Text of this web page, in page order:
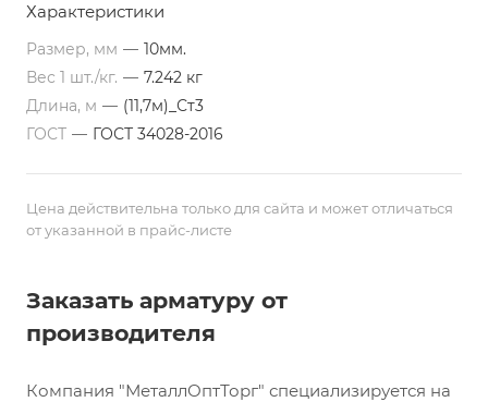
Характеристики
Размер, мм — 10мм.
Вес 1 шт./кг. — 7.242 кг
Длина, м — (11,7м)_Ст3
ГОСТ — ГОСТ 34028-2016
Цена действительна только для сайта и может отличаться
от указанной в прайс-листе
Заказать арматуру от
производителя
Компания "МеталлОптТорг" специализируется на